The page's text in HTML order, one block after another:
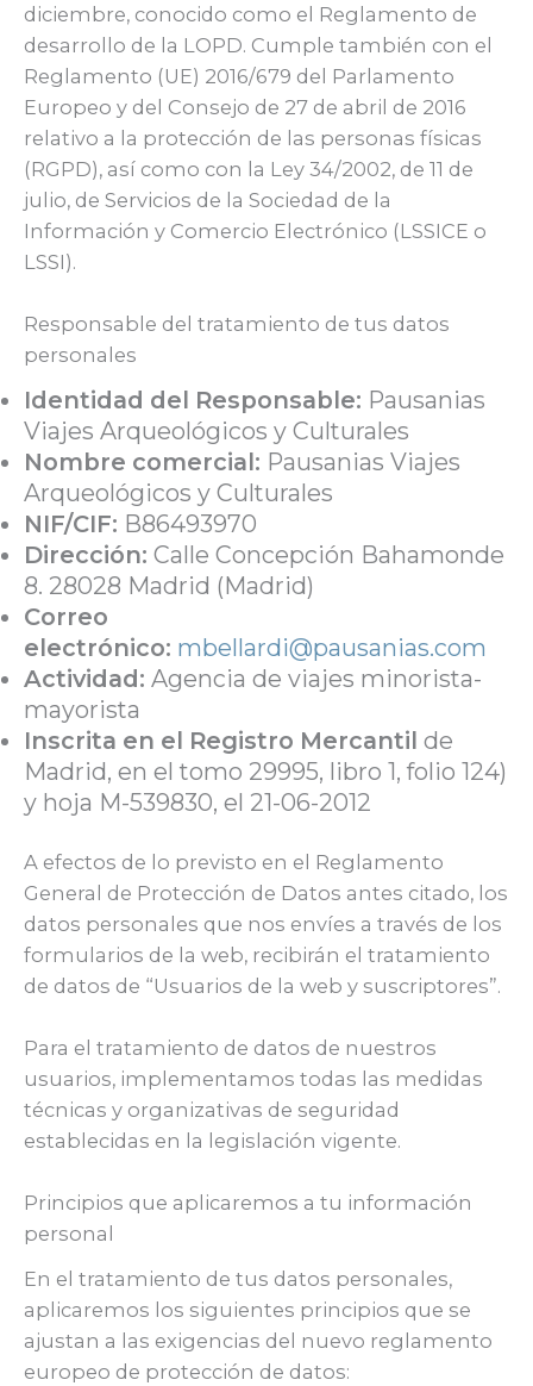
diciembre, conocido como el Reglamento de
desarrollo de la LOPD. Cumple también con el
Reglamento (UE) 2016/679 del Parlamento
Europeo y del Consejo de 27 de abril de 2016
relativo a la protección de las personas físicas
(RGPD), así como con la Ley 34/2002, de 11 de
julio, de Servicios de la Sociedad de la
Información y Comercio Electrónico (LSSICE o
LSSI).
Responsable del tratamiento de tus datos
personales
Identidad del Responsable: Pausanias
Viajes Arqueológicos y Culturales
Nombre comercial: Pausanias Viajes
Arqueológicos y Culturales
NIF/CIF: B86493970
Dirección: Calle Concepción Bahamonde
8. 28028 Madrid (Madrid)
Correo
electrónico: mbellardi@pausanias.com
Actividad: Agencia de viajes minorista-
mayorista
Inscrita en el Registro Mercantil de
Madrid, en el tomo 29995, libro 1, folio 124)
y hoja M-539830, el 21-06-2012
A efectos de lo previsto en el Reglamento
General de Protección de Datos antes citado, los
datos personales que nos envíes a través de los
formularios de la web, recibirán el tratamiento
de datos de “Usuarios de la web y suscriptores”.
Para el tratamiento de datos de nuestros
usuarios, implementamos todas las medidas
técnicas y organizativas de seguridad
establecidas en la legislación vigente.
Principios que aplicaremos a tu información
personal
En el tratamiento de tus datos personales,
aplicaremos los siguientes principios que se
ajustan a las exigencias del nuevo reglamento
europeo de protección de datos: